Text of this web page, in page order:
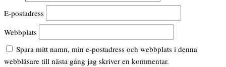
E-postadress
Webbplats
Spara mitt namn, min e-postadress och webbplats i denna
webbläsare till nästa gång jag skriver en kommentar.